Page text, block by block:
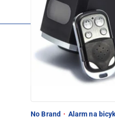
No Brand · Alarm na